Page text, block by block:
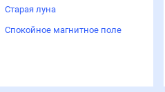
Старая луна
Спокойное магнитное поле